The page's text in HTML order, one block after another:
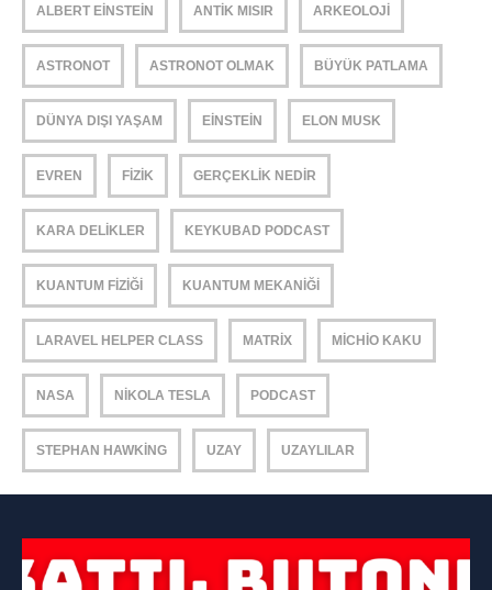
ALBERT EINSTEIN ANTIK MISIR ARKEOLOJI
ASTRONOT ASTRONOT OLMAK BÜYÜK PATLAMA
DÜNYA DIŞI YAŞAM EINSTEIN ELON MUSK
EVREN FIZIK GERÇEKLIK NEDIR
KARA DELIKLER KEYKUBAD PODCAST
KUANTUM FIZIĞI KUANTUM MEKANIĞI
LARAVEL HELPER CLASS MATRIX MICHIO KAKU
NASA NIKOLA TESLA PODCAST
STEPHAN HAWKING UZAY UZAYLILAR